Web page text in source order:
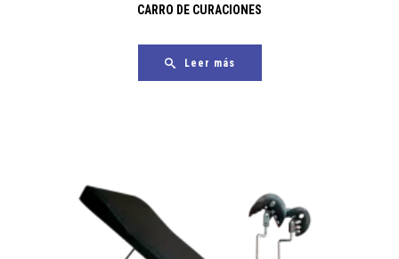
CARRO DE CURACIONES
Leer más